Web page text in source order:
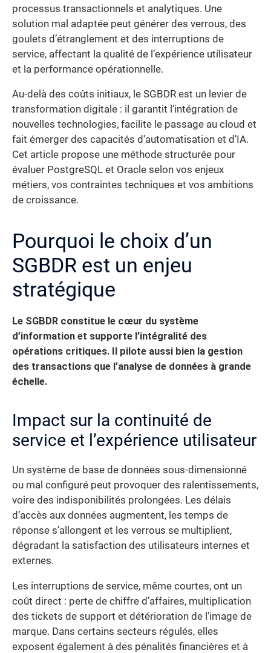
processus transactionnels et analytiques. Une
solution mal adaptée peut générer des verrous, des
goulets d’étranglement et des interruptions de
service, affectant la qualité de l’expérience utilisateur
et la performance opérationnelle.
Au-delà des coûts initiaux, le SGBDR est un levier de
transformation digitale : il garantit l’intégration de
nouvelles technologies, facilite le passage au cloud et
fait émerger des capacités d’automatisation et d’IA.
Cet article propose une méthode structurée pour
évaluer PostgreSQL et Oracle selon vos enjeux
métiers, vos contraintes techniques et vos ambitions
de croissance.
Pourquoi le choix d’un
SGBDR est un enjeu
stratégique
Le SGBDR constitue le cœur du système
d’information et supporte l’intégralité des
opérations critiques. Il pilote aussi bien la gestion
des transactions que l’analyse de données à grande
échelle.
Impact sur la continuité de
service et l’expérience utilisateur
Un système de base de données sous-dimensionné
ou mal configuré peut provoquer des ralentissements,
voire des indisponibilités prolongées. Les délais
d’accès aux données augmentent, les temps de
réponse s’allongent et les verrous se multiplient,
dégradant la satisfaction des utilisateurs internes et
externes.
Les interruptions de service, même courtes, ont un
coût direct : perte de chiffre d’affaires, multiplication
des tickets de support et détérioration de l’image de
marque. Dans certains secteurs régulés, elles
exposent également à des pénalités financières et à